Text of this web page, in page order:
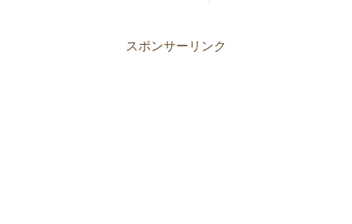
スポンサーリンク